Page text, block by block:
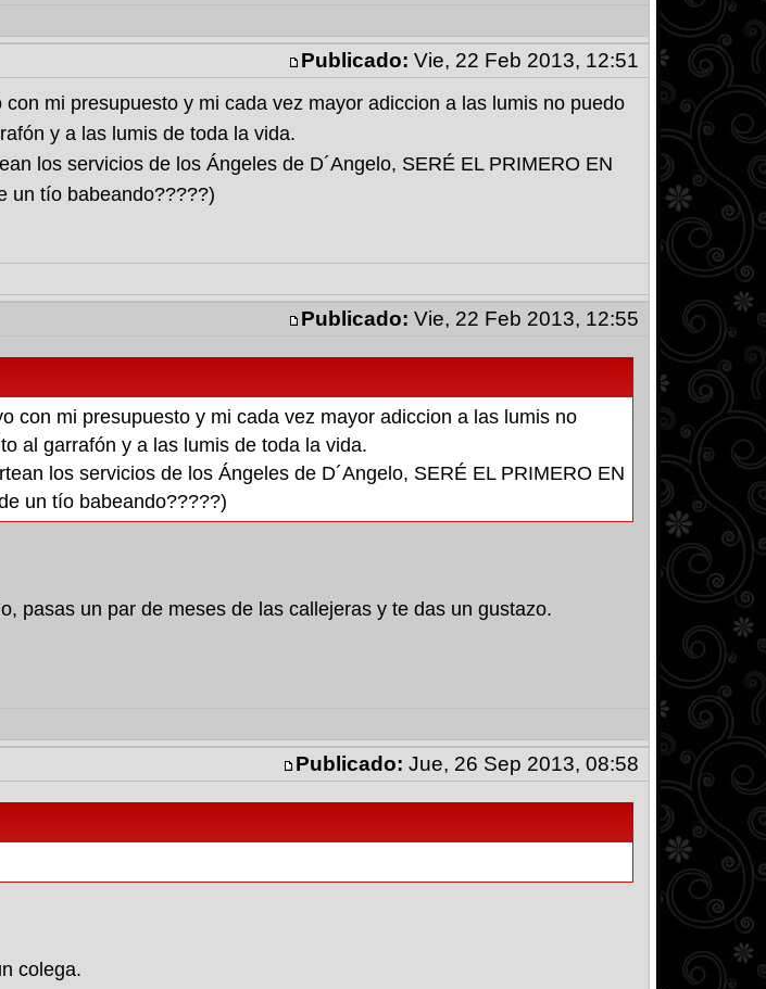
Publicado: Vie, 22 Feb 2013, 12:51
mi presupuesto y mi cada vez mayor adiccion a las lumis no puedo
y a las lumis de toda la vida.
los servicios de los Ángeles de D´Angelo, SERÉ EL PRIMERO EN
un tío babeando?????)
Publicado: Vie, 22 Feb 2013, 12:55
con mi presupuesto y mi cada vez mayor adiccion a las lumis no
al garrafón y a las lumis de toda la vida.
los servicios de los Ángeles de D´Angelo, SERÉ EL PRIMERO EN
un tío babeando?????)
pasas un par de meses de las callejeras y te das un gustazo.
Publicado: Jue, 26 Sep 2013, 08:58
colega.